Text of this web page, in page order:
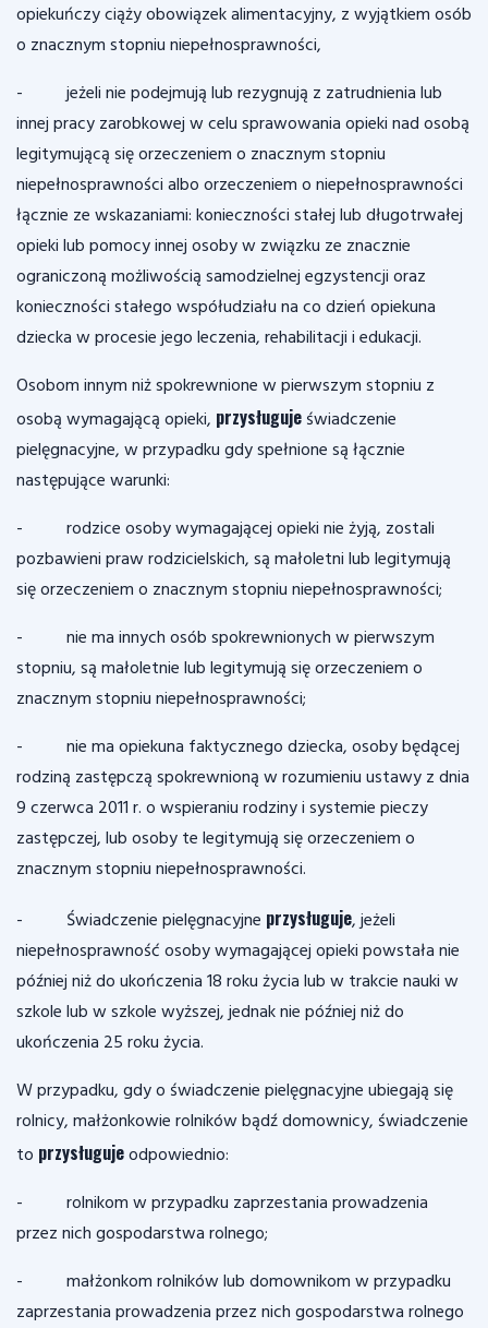
opiekuńczy ciąży obowiązek alimentacyjny, z wyjątkiem osób
o znacznym stopniu niepełnosprawności,
- jeżeli nie podejmują lub rezygnują z zatrudnienia lub
innej pracy zarobkowej w celu sprawowania opieki nad osobą
legitymującą się orzeczeniem o znacznym stopniu
niepełnosprawności albo orzeczeniem o niepełnosprawności
łącznie ze wskazaniami: konieczności stałej lub długotrwałej
opieki lub pomocy innej osoby w związku ze znacznie
ograniczoną możliwością samodzielnej egzystencji oraz
konieczności stałego współudziału na co dzień opiekuna
dziecka w procesie jego leczenia, rehabilitacji i edukacji.
Osobom innym niż spokrewnione w pierwszym stopniu z
osobą wymagającą opieki, przysługuje świadczenie
pielęgnacyjne, w przypadku gdy spełnione są łącznie
następujące warunki:
- rodzice osoby wymagającej opieki nie żyją, zostali
pozbawieni praw rodzicielskich, są małoletni lub legitymują
się orzeczeniem o znacznym stopniu niepełnosprawności;
- nie ma innych osób spokrewnionych w pierwszym
stopniu, są małoletnie lub legitymują się orzeczeniem o
znacznym stopniu niepełnosprawności;
- nie ma opiekuna faktycznego dziecka, osoby będącej
rodziną zastępczą spokrewnioną w rozumieniu ustawy z dnia
9 czerwca 2011 r. o wspieraniu rodziny i systemie pieczy
zastępczej, lub osoby te legitymują się orzeczeniem o
znacznym stopniu niepełnosprawności.
- Świadczenie pielęgnacyjne przysługuje, jeżeli
niepełnosprawność osoby wymagającej opieki powstała nie
później niż do ukończenia 18 roku życia lub w trakcie nauki w
szkole lub w szkole wyższej, jednak nie później niż do
ukończenia 25 roku życia.
W przypadku, gdy o świadczenie pielęgnacyjne ubiegają się
rolnicy, małżonkowie rolników bądź domownicy, świadczenie
to przysługujeodpowiednio:
- rolnikom w przypadku zaprzestania prowadzenia
przez nich gospodarstwa rolnego;
- małżonkom rolników lub domownikom w przypadku
zaprzestania prowadzenia przez nich gospodarstwa rolnego